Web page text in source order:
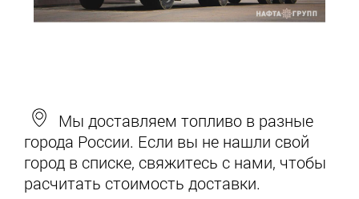
Мы доставляем топливо в разные
города России. Если вы не нашли свой
город в списке, свяжитесь с нами, чтобы
расчитать стоимость доставки.